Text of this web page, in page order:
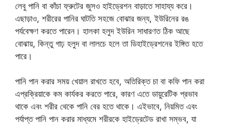
লেবু পানি বা কাঁচা ফ্রুটের জুসও হাইড্রেশন বাড়াতে সাহায্য করে।
এছাড়াও, শরীরের পানির ঘাটতি সহজে বোঝার জন্য, ইউরিনের রঙ
পর্যবেক্ষণ করতে পারেন। হালকা হলুদ ইউরিন সাধারণত ঠিক আছে
বোঝায়, কিন্তু গাঢ় হলুদ বা লালচে হলে তা ডিহাইড্রেশনের ইঙ্গিত হতে
পারে।
পানি পান করার সময় খেয়াল রাখতে হবে, অতিরিক্ত চা বা কফি পান করা
এপ্রক্রিয়াকে কম কার্যকর করতে পারে, কারণ এতে ডায়ুরেটিক প্রভাব
থাকে এবং শরীর থেকে পানি বের হতে থাকে। এইভাবে, নিয়মিত এবং
পর্যাপ্ত পানি পান করার মাধ্যমে শরীরকে হাইড্রেটেড রাখা সম্ভব, যা